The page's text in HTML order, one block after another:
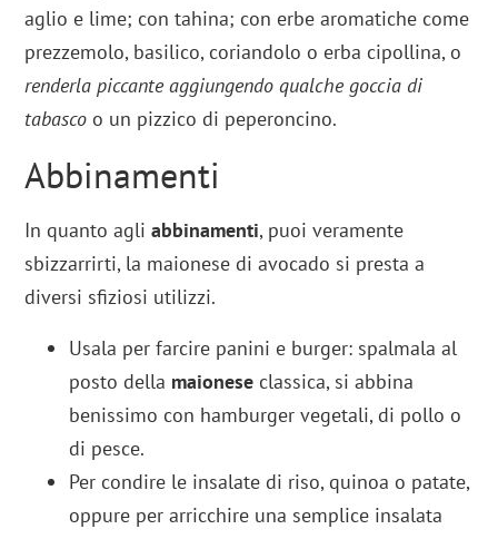
aglio e lime; con tahina; con erbe aromatiche come
prezzemolo, basilico, coriandolo o erba cipollina, o
renderla piccante aggiungendo qualche goccia di
tabasco o un pizzico di peperoncino.
Abbinamenti
In quanto agliabbinamenti, puoi veramente
sbizzarrirti, la maionese di avocado si presta a
diversi sfiziosi utilizzi.
Usala per farcire panini e burger: spalmala al
posto della maionese classica, si abbina
benissimo con hamburger vegetali, di pollo o
di pesce.
Per condire le insalate di riso, quinoa o patate,
oppure per arricchire una semplice insalata